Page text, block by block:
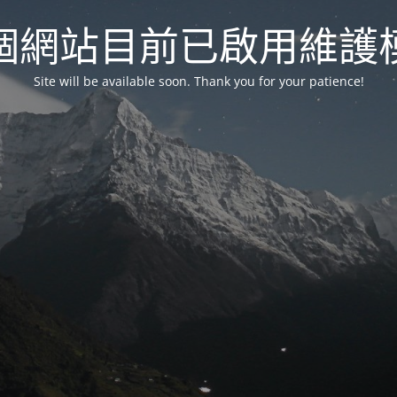
網站目前已啟用維護
Site will be available soon. Thank you for your patience!